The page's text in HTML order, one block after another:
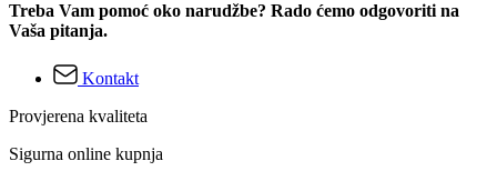
Treba Vam pomoć oko narudžbe? Rado ćemo odgovoriti na
Vaša pitanja.
Kontakt
Provjerena kvaliteta
Sigurna online kupnja